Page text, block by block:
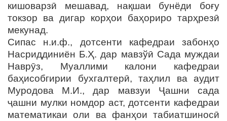
кишоварзӣ мешавад, нақшаи бунёди боғу
токзор ва дигар корҳои баҳориро тарҳрезӣ
мекунад.
Сипас н.и.ф., дотсенти кафедраи забонҳо
Насриддиниён Б.Ҳ. дар мавзўӣ Сада муждаи
Наврӯз, Муаллими калони кафедраи
баҳисобгирии бухгалтерӣ, таҳлил ва аудит
Муродова М.И., дар мавзуи Ҷашни сада
ҷашни мулки номдор аст, дотсенти кафедраи
математикаи оли ва фанҳои табиатшиносӣ